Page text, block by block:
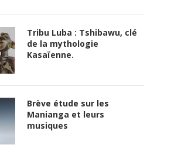
Tribu Luba : Tshibawu, clé
de la mythologie
Kasaïenne.
Brève étude sur les
Manianga et leurs
musiques